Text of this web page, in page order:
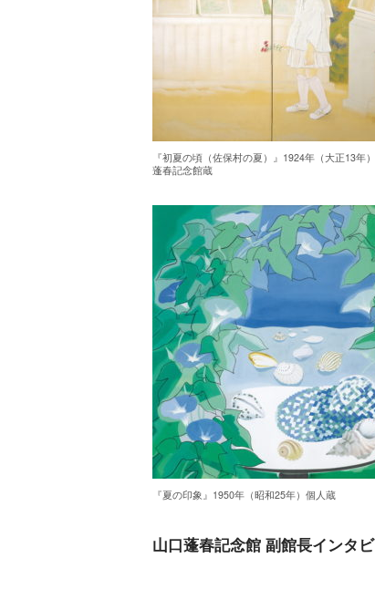
『初夏の頃（佐保村の夏）』1924年（大正13年
蓬春記念館蔵
『夏の印象』1950年（昭和25年）個人蔵
山口蓬春記念館 副館長インタ